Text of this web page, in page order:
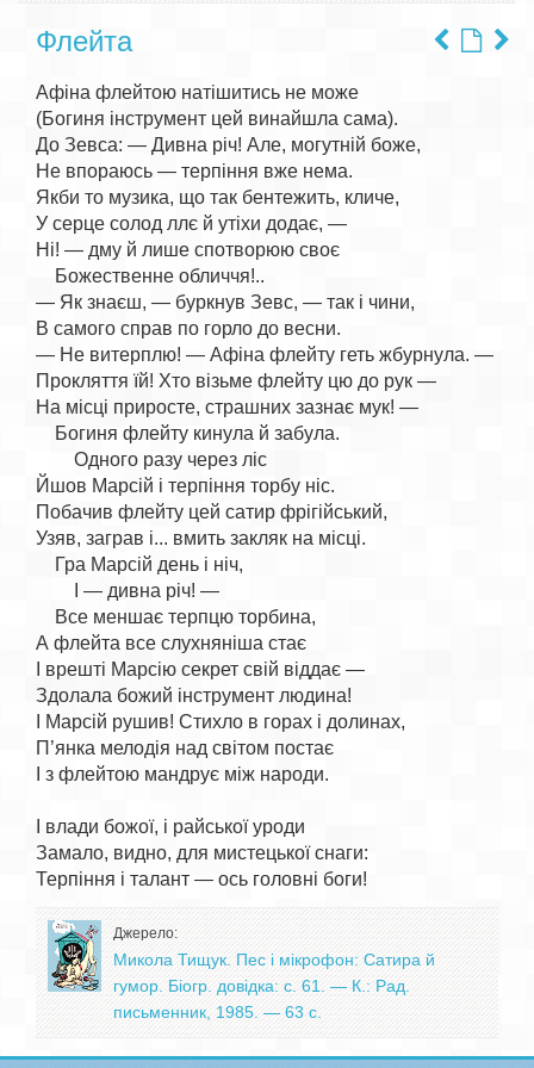
Флейта
Афіна флейтою натішитись не може
(Богиня інструмент цей винайшла сама).
До Зевса: — Дивна річ! Але, могутній боже,
Не впораюсь — терпіння вже нема.
Якби то музика, що так бентежить, кличе,
У серце солод ллє й утіхи додає, —
Ні! — дму й лише спотворюю своє
    Божественне обличчя!..
— Як знаєш, — буркнув Зевс, — так і чини,
В самого справ по горло до весни.
— Не витерплю! — Афіна флейту геть жбурнула. —
Прокляття їй! Хто візьме флейту цю до рук —
На місці приросте, страшних зазнає мук! —
    Богиня флейту кинула й забула.
        Одного разу через ліс
Йшов Марсій і терпіння торбу ніс.
Побачив флейту цей сатир фрігійський,
Узяв, заграв і... вмить закляк на місці.
    Гра Марсій день і ніч,
        І — дивна річ! —
    Все меншає терпцю торбина,
А флейта все слухняніша стає
І врешті Марсію секрет свій віддає —
Здолала божий інструмент людина!
І Марсій рушив! Стихло в горах і долинах,
П’янка мелодія над світом постає
І з флейтою мандрує між народи.
І влади божої, і райської уроди
Замало, видно, для мистецької снаги:
Джерело:
Микола Тищук. Пес і мікрофон: Сатира й
гумор. Біогр. довідка: с. 61. — К.: Рад.
письменник, 1985. — 63 с.